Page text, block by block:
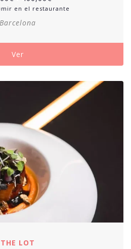
en el restaurante
Barcelona
Ver
THE LOT